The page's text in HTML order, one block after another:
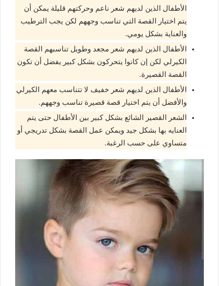
الأطفال الذين لديهم شعر ناعم وحركتهم قليلة يمكن أن
يتم اختيار القصة التي تناسب وجههم لكن يجب الترطيب
والعناية بشكل يومي.
الأطفال الذين لديهم شعر مجعد وطويل تناسبهم القصة
الكيرلي لكن إن كانوا يتحركون بشكل كبير يفضل أن تكون
القصة القصيرة.
الأطفال الذين لديهم شعر خفيف لا تتناسب معهم الكيرلي
والأفضل أن يتم اختيار قصة قصيرة تناسب وجههم.
الشعر القصير الشائع بشكل كبير بين الأطفال حتى يتم
العنايه بها بشكل جيد ويمكن عمل القصة بشكل تدريجي أو
متساوي على حسب الرغبة.